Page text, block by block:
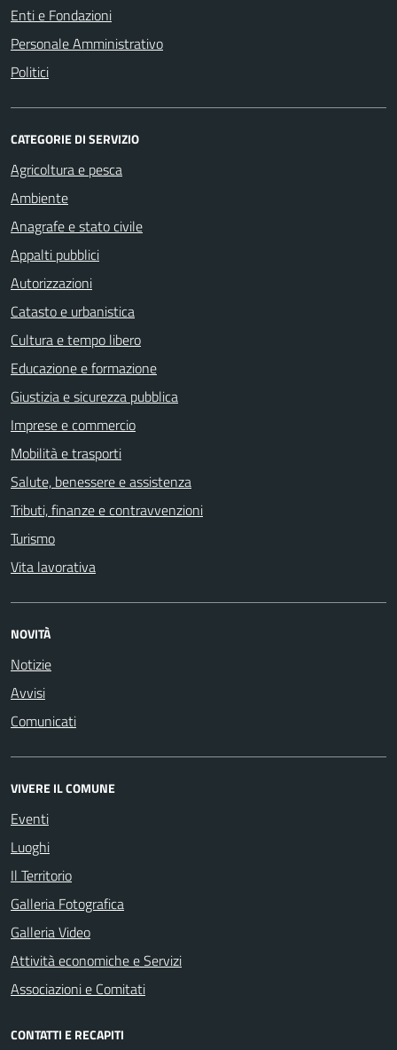
Enti e Fondazioni
Personale Amministrativo
Politici
CATEGORIE DI SERVIZIO
Agricoltura e pesca
Ambiente
Anagrafe e stato civile
Appalti pubblici
Autorizzazioni
Catasto e urbanistica
Cultura e tempo libero
Educazione e formazione
Giustizia e sicurezza pubblica
Imprese e commercio
Mobilità e trasporti
Salute, benessere e assistenza
Tributi, finanze e contravvenzioni
Turismo
Vita lavorativa
NOVITÀ
Notizie
Avvisi
Comunicati
VIVERE IL COMUNE
Eventi
Luoghi
Il Territorio
Galleria Fotografica
Galleria Video
Attività economiche e Servizi
Associazioni e Comitati
CONTATTI E RECAPITI